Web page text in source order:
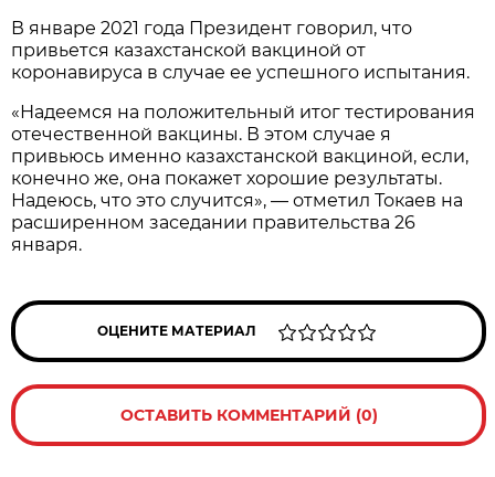
В январе 2021 года Президент говорил, что
привьется казахстанской вакциной от
коронавируса в случае ее успешного испытания.
«Надеемся на положительный итог тестирования
отечественной вакцины. В этом случае я
привьюсь именно казахстанской вакциной, если,
конечно же, она покажет хорошие результаты.
Надеюсь, что это случится», — отметил Токаев на
расширенном заседании правительства 26
января.
ОЦЕНИТЕ МАТЕРИАЛ
ОСТАВИТЬ КОММЕНТАРИЙ (0)